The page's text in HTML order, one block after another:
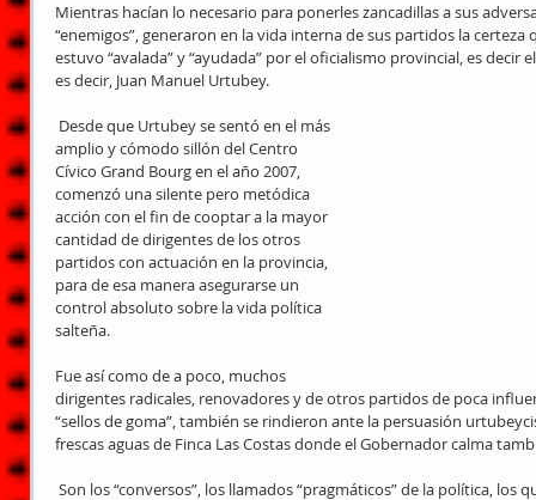
Mientras hacían lo necesario para ponerles zancadillas a sus
“enemigos”, generaron en la vida interna de sus partidos la
estuvo “avalada” y “ayudada” por el oficialismo provincial, es decir
es decir, Juan Manuel Urtubey.
amplio y cómodo sillón del Centro
Cívico Grand Bourg en el año 2007,
comenzó una silente pero metódica
acción con el fin de cooptar a la mayor
cantidad de dirigentes de los otros
partidos con actuación en la provincia,
para de esa manera asegurarse un
control absoluto sobre la vida política
salteña.
Fue así como de a poco, muchos
dirigentes radicales, renovadores y de otros partidos de poca
“sellos de goma”, también se rindieron ante la persuasión
frescas aguas de Finca Las Costas donde el Gobernador calma